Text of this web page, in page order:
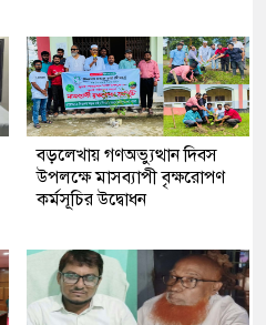
বড়লেখায় গণঅভ্যুত্থান দিবস
উপলক্ষে মাসব্যাপী বৃক্ষরোপণ
কর্মসূচির উদ্বোধন